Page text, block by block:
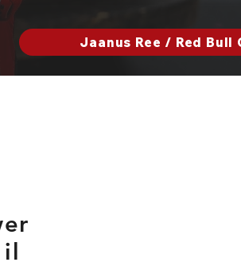
il
Jaanus Ree / Red Bull